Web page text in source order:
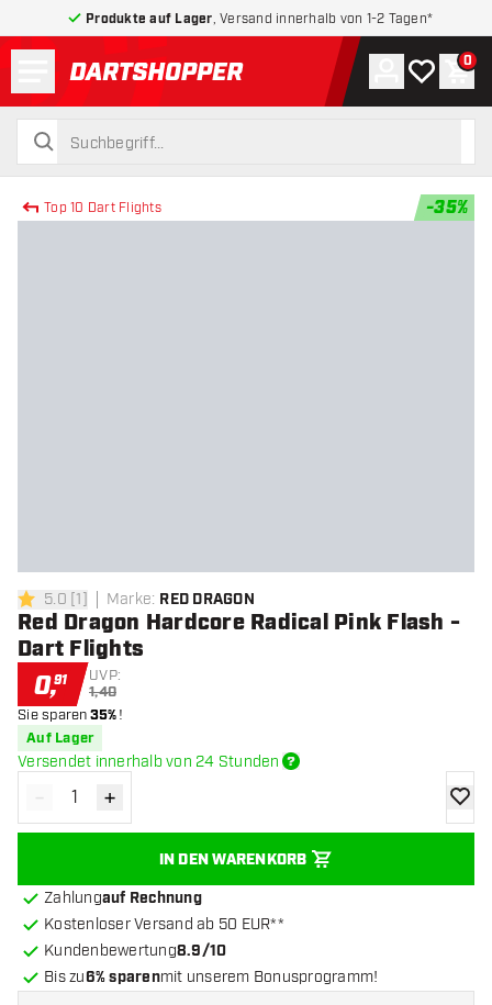
Produkte auf Lager , Versand innerhalb von 1-2 Tagen*
zurück zur Startseite
suchen
suchen
Konto
Meine 0
Top 10 Dart Flights -35%
5 Bewertungssterne
5.0 [1] Marke: RED DRAGON
Red Dragon Hardcore Radical Pink Flash -
Dart Flights
0,91 UVP:
1,40
Sie sparen35%!
Auf Lager
Versendet innerhalb von 24 Stunden
Menge verringern
- Menge erhöhen
+
IN DEN WARENKORB
Zur
Zahlungauf Rechnung
Kostenloser Versand ab 50 EUR**
Kundenbewertung8.9/10
Bis zu6% sparenmit unserem Bonusprogramm!